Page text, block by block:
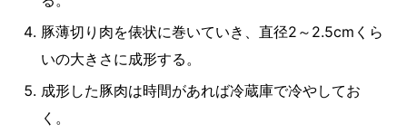
豚薄切り肉を俵状に巻いていき、直径2～2.5cmくら
いの大きさに成形する。
成形した豚肉は時間があれば冷蔵庫で冷やしてお
く。